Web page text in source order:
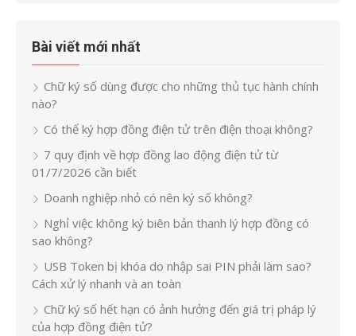
Bài viết mới nhất
Chữ ký số dùng được cho những thủ tục hành chính
nào?
Có thể ký hợp đồng điện tử trên điện thoại không?
7 quy định về hợp đồng lao động điện tử từ
01/7/2026 cần biết
Doanh nghiệp nhỏ có nên ký số không?
Nghỉ việc không ký biên bản thanh lý hợp đồng có
sao không?
USB Token bị khóa do nhập sai PIN phải làm sao?
Cách xử lý nhanh và an toàn
Chữ ký số hết hạn có ảnh hưởng đến giá trị pháp lý
của hợp đồng điện tử?